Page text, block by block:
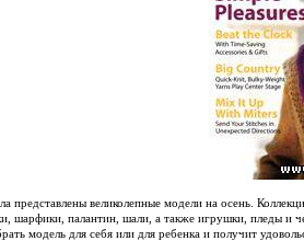
представлены великолепные модели на осень.
шарфики, палантин, шали, а также игрушки, пледы
модель для себя или для ребенка и получит